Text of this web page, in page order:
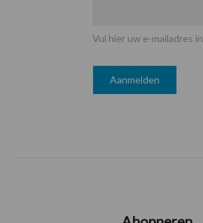
Vul hier uw e-mailadres in